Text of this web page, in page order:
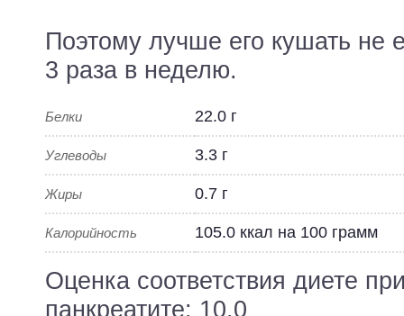
Поэтому лучше его кушать не
3 раза в неделю.
Белки 22.0 г
Углеводы 3.3 г
Жиры 0.7 г
Калорийность 105.0 ккал на 100 грамм
Оценка соответствия диете
панкреатите: 10.0